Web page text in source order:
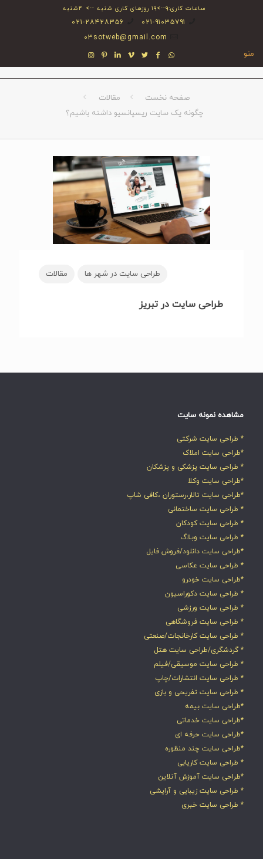
ساعات کاری:۹-->۱۹ روزهای کاری شنبه --> ۴شنبه
۰۲۱-۹۱۰۳۵۷۹۱
۰۲۱-۲۸۴۲۸۳۵۶
03sotweb@gmail.com
منو
صفحه نخست
مقالات
چگونه یک سایت ریسپانسیو داشته باشیم؟
طراحی سایت در شهر ها مقالات
طراحی سایت در تبریز
مشاهده نمونه سایت
* طراحی سایت شرکتی
*طراحی سایت املاک
* طراحی سایت پزشکی و پزشکان
*طراحی سایت وکلا
*طراحی سایت تالار،رستوران ،کافی شاپ
* طراحی سایت ساختمانی
* طراحی سایت کودکان
* طراحی سایت وبلاگ
*طراحی سایت دانلود/فروش فایل
* طراحی سایت عکاسی
*طراحی سایت خودرو
* طراحی سایت دکوراسیون
* طراحی سایت ورزشی
* طراحی سایت فروشگاهی
* طراحی سایت کارخانجات/صنعتی
* گردشگری/طراحی سایت هتل
* طراحی سایت موسیقی/فیلم
* طراحی سایت انتشارات/چاپ
* طراحی سایت تفریحی و بازی
*طراحی سایت بیمه
*طراحی سایت خدماتی
*طراحی سایت حرفه ای
*طراحی سایت چند منظوره
* طراحی سایت کاریابی
*طراحی سایت آموزش آنلاین
* طراحی سایت زیبایی و آرایشی
* طراحی سایت خبری